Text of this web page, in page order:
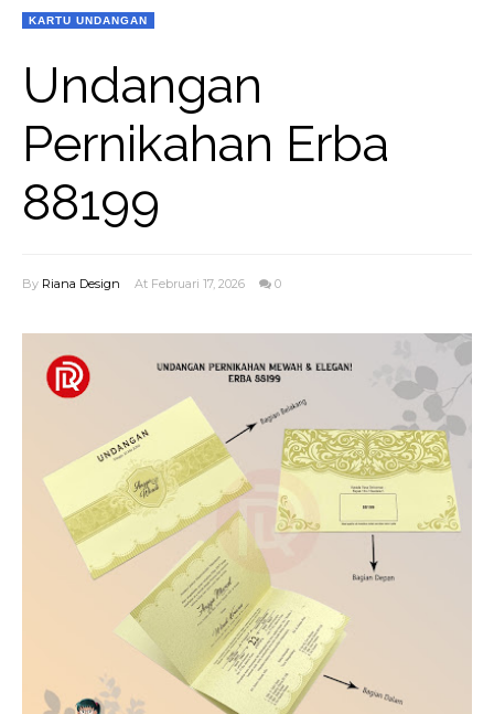
KARTU UNDANGAN
Undangan
Pernikahan Erba
88199
By Riana Design At Februari 17, 2026 0